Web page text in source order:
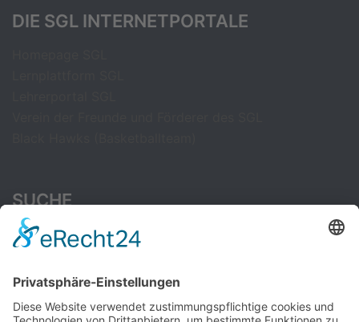
DIE SGL INTERNETPORTALE
SUCHE
Suchen
nach:
CAMBRIDGE ENGLISH